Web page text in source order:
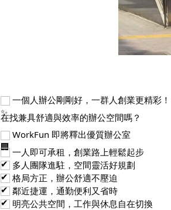
一個人辦公剛剛好，一群人創業更精彩！
在找兼具舒適與效率的辦公空間嗎？
WorkFun 即將釋出優質辦公室
一人即可承租，創業路上輕鬆起步
多人團隊進駐，空間靈活好規劃
格局方正，辦公舒適不壓迫
鄰近捷運，通勤便利又省時
明亮公共空間，工作與休息自在切換